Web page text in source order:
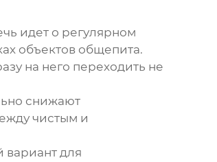
идет о регулярном
объектов общепита.
на него переходить не
снижают
чистым и
вариант для